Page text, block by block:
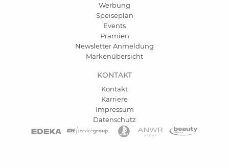
Werbung
Speiseplan
Events
Prämien
Newsletter Anmeldung
Markenübersicht
KONTAKT
Kontakt
Karriere
Impressum
Datenschutz